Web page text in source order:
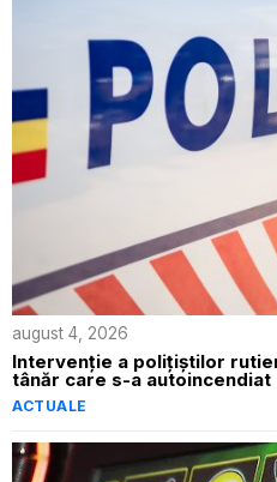
august 4, 2026
Intervenție a polițiștilor
tânăr care s-a autoincendiat
ACTUALE